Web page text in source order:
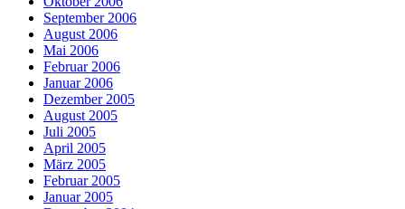
September 2006
August 2006
Mai 2006
Februar 2006
Januar 2006
Dezember 2005
August 2005
Juli 2005
April 2005
März 2005
Februar 2005
Januar 2005